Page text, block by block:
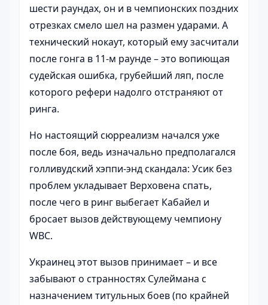
шести раундах, он и в чемпионских поздних
отрезках смело шел на размен ударами. А
технический нокаут, который ему засчитали
после гонга в 11-м раунде – это вопиющая
судейская ошибка, грубейший ляп, после
которого рефери надолго отстраняют от
ринга.
Но настоящий сюрреализм начался уже
после боя, ведь изначально предполагался
голливудский хэппи-энд скандала: Усик без
проблем укладывает Верховена спать,
после чего в ринг выбегает Кабайел и
бросает вызов действующему чемпиону
WBC.
Украинец этот вызов принимает – и все
забывают о странностях Сулеймана с
назначением титульных боев (по крайней